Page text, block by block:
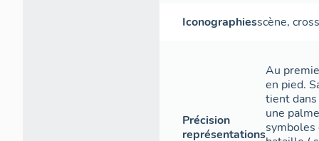
Iconographiesscène,
Précision
représentations
Au
en pied.
tient dans
une
symboles